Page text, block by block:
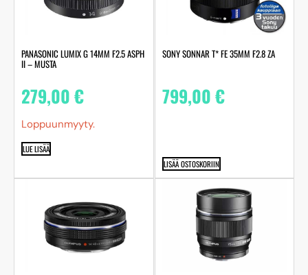
PANASONIC LUMIX G 14MM F2.5 ASPH
II – MUSTA
279,00€
Loppuunmyyty.
LUE LISÄÄ
SONY SONNAR T* FE 35MM F2.8 ZA
799,00€
LISÄÄ OSTOSKORIIN